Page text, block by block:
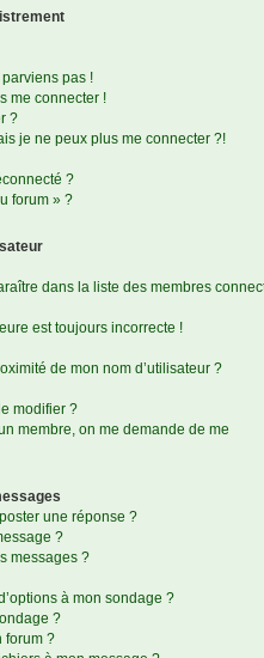
parviens pas !
me connecter !
?
je ne peux plus me connecter ?!
?
forum » ?
dans la liste des membres
est toujours incorrecte !
de mon nom d’utilisateur ?
modifier ?
membre, on me demande de me
une réponse ?
?
messages ?
à mon sondage ?
?
forum ?